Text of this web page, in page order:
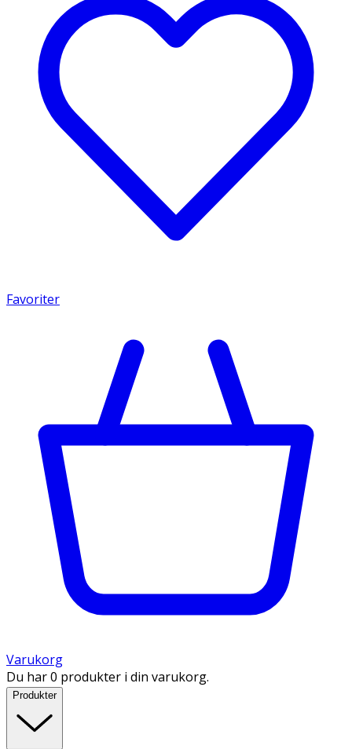
Favoriter
Varukorg
Du har 0 produkter i din varukorg.
Produkter